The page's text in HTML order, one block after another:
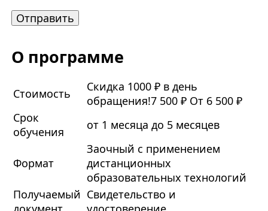
О программе
Стоимость
Скидка 1000 ₽ в день
обращения!7 500 ₽ От 6 500 ₽
Срок
обучения
от 1 месяца до 5 месяцев
Формат
Заочный с применением
дистанционных
образовательных технологий
Получаемый Свидетельство и